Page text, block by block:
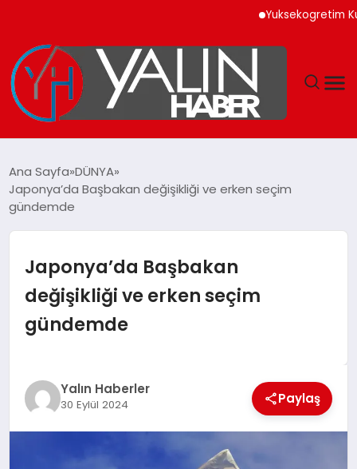
Yuksekogretim
SPOR
EKONOMİ
YAŞAM
TEKNOLOJİ
Ana Sayfa DÜNYA
Japonya’da Başbakan değişikliği ve erken seçim
gündemde
Japonya’da Başbakan
değişikliği ve erken seçim
gündemde
Yalın Haberler
30 Eylül 2024 Paylaş